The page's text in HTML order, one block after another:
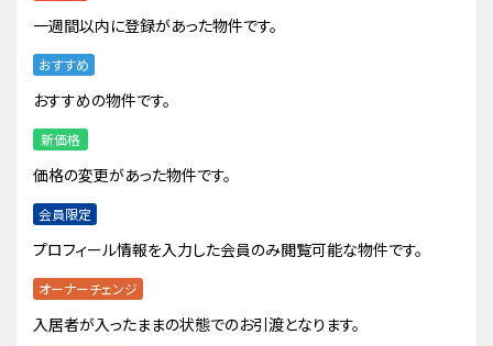
一週間以内に登録があった物件です。
おすすめ
おすすめの物件です。
新価格
価格の変更があった物件です。
会員限定
プロフィール情報を入力した会員のみ閲覧可能な物件です。
オーナーチェンジ
入居者が入ったままの状態でのお引渡となります。